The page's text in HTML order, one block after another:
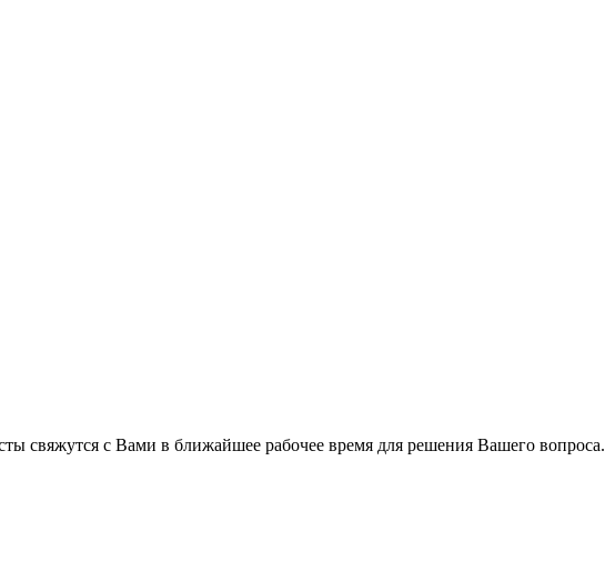
свяжутся с Вами в ближайшее рабочее время для решения Вашего вопроса.